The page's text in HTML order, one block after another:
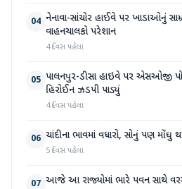
04 નેનાવા-સાંચોર હાઈવે પર ખાડાઓનું
વાહનચાલકો પરેશાન
4 દિવસ પહેલા
05 પાલનપુર-ડીસા હાઇવે પર એસઓજી
હિરોઈન ઝડપી પાડ્યું
4 દિવસ પહેલા
06 ચાંદીના ભાવમાં વધારો, સોનું પણ મોંઘુ
5 દિવસ પહેલા
07 આજે આ રાજ્યોમાં ભારે પવન સાથે